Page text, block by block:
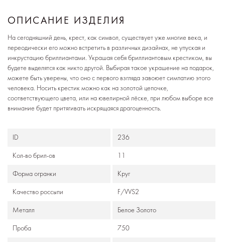
ОПИСАНИЕ ИЗДЕЛИЯ
На сегодняшний день, крест, как символ, существует уже многие века, и
переодически его можно встретить в различных дизайнах, не упуская и
инкрустацию бриллиантами. Украшая себя бриллиантовым крестиком, вы
будете выделятся как никто другой. Выбирая такое украшение на подарок,
можете быть уверены, что оно с первого взгляда завоюет симпатию этого
человека. Носить крестик можно как на золотой цепочке,
соответствующего цвета, или на ювелирной лёске, при любом выборе все
внимание будет притягивать искрящаяся драгоценность.
ID 236
Кол-во брил-ов 11
Формa огранки Круг
Качество россыпи F/VVS2
Металл Белое Золото
Проба 750